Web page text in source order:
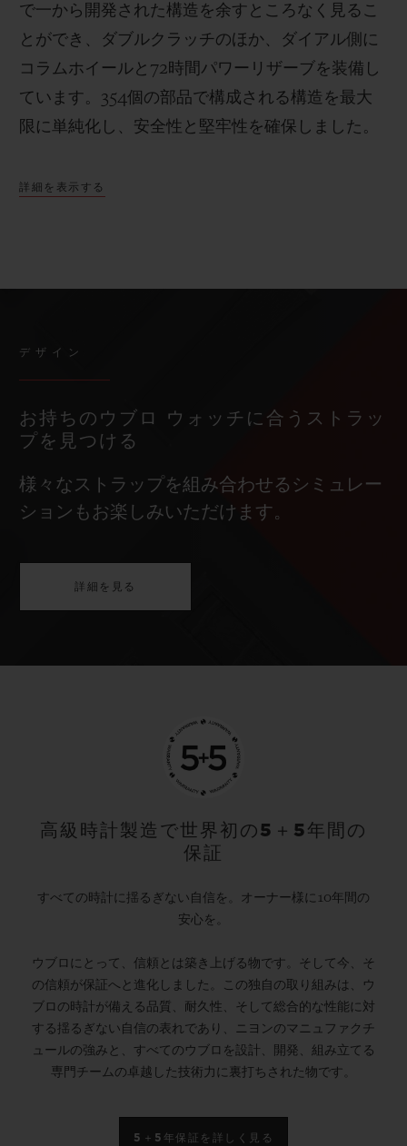
で一から開発された構造を余すところなく見るこ
とができ、ダブルクラッチのほか、ダイアル側に
コラムホイールと72時間パワーリザーブを装備し
ています。354個の部品で構成される構造を最大
限に単純化し、安全性と堅牢性を確保しました。
詳細を表示する
デザイン
お持ちのウブロ ウォッチに合うストラッ
プを見つける
様々なストラップを組み合わせるシミュレー
ションもお楽しみいただけます。
詳細を見る
高級時計製造で世界初の5＋5年間の
保証
すべての時計に揺るぎない自信を。オーナー様に10年間の
安心を。
ウブロにとって、信頼とは築き上げる物です。そして今、そ
の信頼が保証へと進化しました。この独自の取り組みは、ウ
ブロの時計が備える品質、耐久性、そして総合的な性能に対
する揺るぎない自信の表れであり、ニヨンのマニュファクチ
ュールの強みと、すべてのウブロを設計、開発、組み立てる
専門チームの卓越した技術力に裏打ちされた物です。
5＋5年保証を詳しく見る